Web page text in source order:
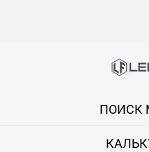
При заказе от 7000 руб.
При заказе менее 7000
БЕСПЛАТНАЯ доставка
ПОИСК